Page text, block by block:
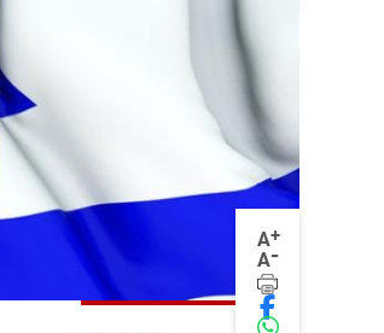
A+
A-